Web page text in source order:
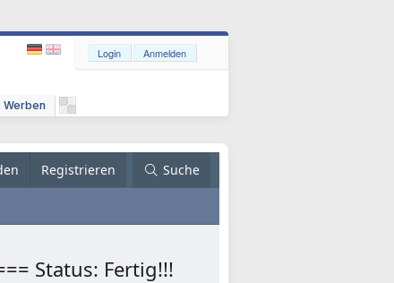
Werben
Login Anmelden
Registrieren Suche
Status: Fertig!!!